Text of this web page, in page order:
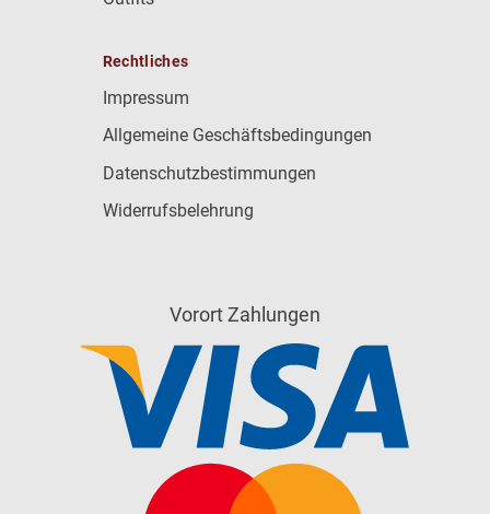
Rechtliches
Impressum
Allgemeine Geschäftsbedingungen
Datenschutzbestimmungen
Widerrufsbelehrung
Vorort Zahlungen